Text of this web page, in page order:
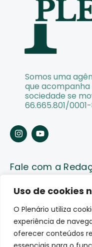
Uso de cookies
O Plenário utiliza
experiência de
oferecer conteúdos
Somos uma
que
sociedade se
66.665.801/
Fale com a
Av. Lauro Sodré,
CEP: 76801-289